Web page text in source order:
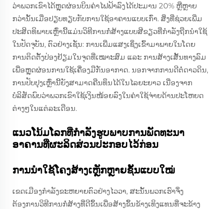
ວ່າພວກເຂົາໄດ້ຫຼຸດຜ່ອນບິນຄ່າໄຟຟ້າລົງໄດ້ປະມານ 20% ຫຼືຫຼາຍ
ກວ່ານັ້ນເມື່ອປຽບທຽບກັບການໃຊ້ອາຄານແບບເກົ່າ. ສິ່ງທີ່ຊ່ວຍເພີ່ມ
ປະສິດທິພາບເຫຼົ່ານີ້ແມ່ນວິທີການກໍ່ສ້າງແບບສີຂຽວທີ່ກຳລັງຖືກນຳໃຊ້
ໃນປັດຈຸບັນ, ຕົວຢ່າງເຊັ່ນ: ການເພີ່ມແສງເຊິ່ງເຂົ້າມາພາຍໃນໂດຍ
ການຕິດຕັ້ງປ່ອງຢ້ຽມໃນຈຸດທີ່ເໝາະສົມ ແລະ ການສ້າງເສັ້ນທາງລົມ
ເພື່ອຫຼຸດຜ່ອນການໃຊ້ເຄື່ອງມືກັ່ນອາກາດ. ນອກຈາກການດີຕໍ່ດາວດິນ,
ການປັບປຸງເຫຼົ່ານີ້ຍັງສາມາດຄືນທຶນໄດ້ໃນໄລຍະຍາວ ເນື່ອງຈາກ
ບໍລິສັດພົບວ່າພວກເຂົາໃຊ້ເງິນໜ້ອຍລົງໃນຄ່າໃຊ້ຈ່າຍດ້ານປະໂຫຍດ
ຕ່າງໆໃນແຕ່ລະເດືອນ.
ແນວໂນ້ມໂລກທີ່ກຳລັງຮູບພາບການພັດທະນາ
ອາຄານທີ່ຜະລິດສ່ວນປະກອບໄວ້ກ່ອນ
ການນຳໃຊ້ໂຄງສ້າງເຫຼັກຫຼາຍຊັ້ນແບບໃໝ່
ເຂດເມືອງກໍາລັງຂະຫຍາຍຕົວຢ່າງໄວວາ, ສະນັ້ນພວກເຮົາຈຶ່ງ
ຕ້ອງການວິທີການກໍ່ສ້າງທີ່ດີຂຶ້ນເພື່ອສ້າງຂຶ້ນຂ້າງເທິງແທນທີ່ຈະຂ້າງ